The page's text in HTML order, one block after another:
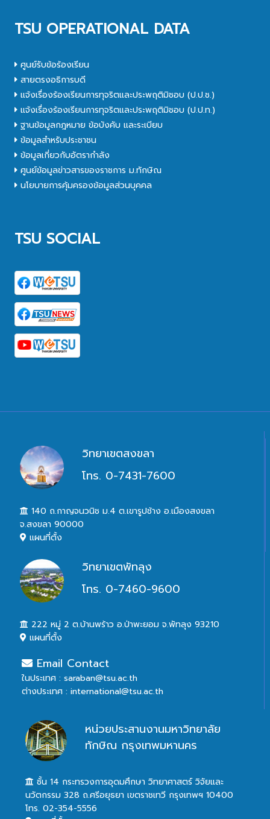
TSU OPERATIONAL DATA
ศูนย์รับข้อร้องเรียน
สายตรงอธิการบดี
แจ้งเรื่องร้องเรียนการทุจริตและประพฤติมิชอบ (ป.ป.ช.)
แจ้งเรื่องร้องเรียนการทุจริตและประพฤติมิชอบ (ป.ป.ท.)
ฐานข้อมูลกฎหมาย ข้อบังคับ และระเบียบ
ข้อมูลสำหรับประชาชน
ข้อมูลเกี่ยวกับอัตรากำลัง
ศูนย์ข้อมูลข่าวสารของราชการ ม.ทักษิณ
นโยบายการคุ้มครองข้อมูลส่วนบุคคล
TSU SOCIAL
วิทยาเขตสงขลา
โทร. 0-7431-7600
140 ถ.กาญจนวนิช ม.4 ต.เขารูปช้าง อ.เมืองสงขลา
จ.สงขลา 90000
แผนที่ตั้ง
วิทยาเขตพัทลุง
โทร. 0-7460-9600
222 หมู่ 2 ต.บ้านพร้าว อ.ป่าพะยอม จ.พัทลุง 93210
แผนที่ตั้ง
Email Contact
ในประเทศ : saraban@tsu.ac.th
ต่างประเทศ : international@tsu.ac.th
หน่วยประสานงานมหาวิทยาลัย
ทักษิณ กรุงเทพมหานคร
ชั้น 14 กระทรวงการอุดมศึกษา วิทยาศาสตร์ วิจัยและ
นวัตกรรม 328 ถ.ศรีอยุธยา เขตราชเทวี กรุงเทพฯ 10400
โทร. 02-354-5556